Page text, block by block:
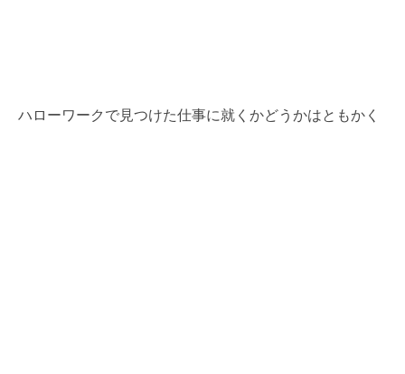
ハローワークで見つけた仕事に就くかどうかはともかく